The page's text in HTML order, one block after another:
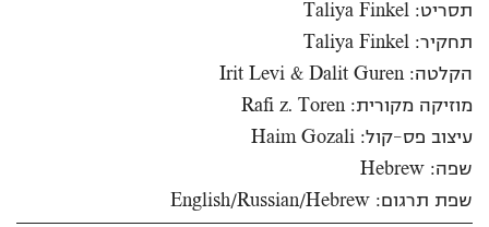
תסריט: Taliya Finkel
תחקיר: Taliya Finkel
הקלטה: Irit Levi & Dalit Guren
מוזיקה מקורית: Rafi z. Toren
עיצוב פס-קול: Haim Gozali
שפה: Hebrew
שפת תרגום: English/Russian/Hebrew